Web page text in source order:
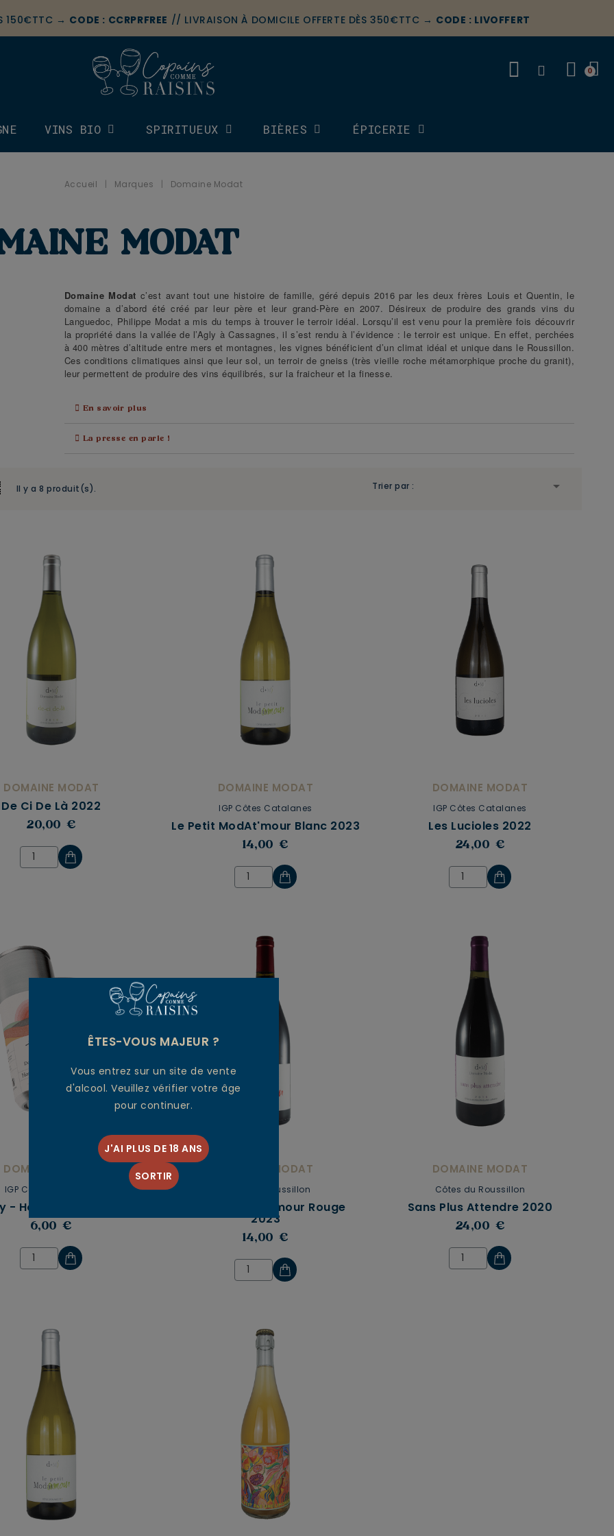
150€TTC → CODE : CCRPRFREE // LIVRAISON À DOMICILE OFFERTE DÈS 350€TTC → CODE : LIVOFFERT
VINS BIO SPIRITUEUX BIÈRES ÉPICERIE
Accueil Marques Domaine Modat
MODAT
Domaine Modat c’est avant tout une histoire de famille, géré depuis 2016 par les deux frères Louis et Quentin, le
domaine a d’abord été créé par leur père et leur grand-Père en 2007. Désireux de produire des grands vins du
Languedoc, Philippe Modat a mis du temps à trouver le terroir idéal. Lorsqu’il est venu pour la première fois découvrir
la propriété dans la vallée de l’Agly à Cassagnes, il s’est rendu à l’évidence : le terroir est unique. En effet, perchées
à 400 mètres d’altitude entre mers et montagnes, les vignes bénéficient d’un climat idéal et unique dans le Roussillon.
Ces conditions climatiques ainsi que leur sol, un terroir de gneiss (très vieille roche métamorphique proche du granit),
leur permettent de produire des vins équilibrés, sur la fraicheur et la finesse.
En savoir plus
La presse en parle !
Il y a 8 produit(s). Trier par : 
DOMAINE MODAT
De Ci De Là 2022
20,00 €
DOMAINE MODAT
IGP Côtes Catalanes
Le Petit ModAt'mour Blanc 2023
14,00 €
DOMAINE MODAT
IGP Côtes Catalanes
Les Lucioles 2022
24,00 €
DOMAINE MODAT
IGP Côtes Catalanes
- Hors Norme. 2021
6,00 €
DOMAINE MODAT
Côtes du Roussillon
Le Petit ModAt'mour Rouge
2023
14,00 €
DOMAINE MODAT
Côtes du Roussillon
Sans Plus Attendre 2020
24,00 €
ÊTES-VOUS MAJEUR ?
Vous entrez sur un site de vente
d'alcool. Veuillez vérifier votre âge
pour continuer.
J'AI PLUS DE 18 ANS
SORTIR